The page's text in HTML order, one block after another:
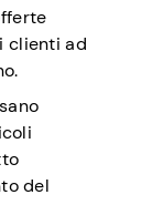
clienti ad
del